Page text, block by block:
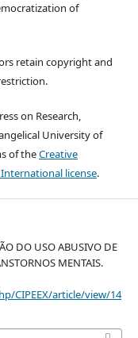
of
retain copyright and
on Research,
University of
of theCreative
license.
DO USO ABUSIVO DE
MENTAIS.
CIPEEX/article/view/14